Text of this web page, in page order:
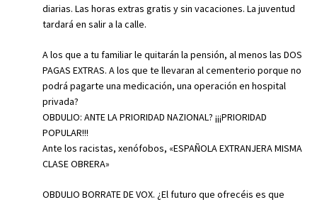
diarias. Las horas extras gratis y sin vacaciones. La juventud
tardará en salir a la calle.
A los que a tu familiar le quitarán la pensión, al menos las DOS
PAGAS EXTRAS. A los que te llevaran al cementerio porque no
podrá pagarte una medicación, una operación en hospital
privada?
OBDULIO: ANTE LA PRIORIDAD NAZIONAL? ¡¡¡PRIORIDAD
POPULAR!!!
Ante los racistas, xenófobos, «ESPAÑOLA EXTRANJERA MISMA
CLASE OBRERA»
OBDULIO BORRATE DE VOX. ¿El futuro que ofrecéis es que